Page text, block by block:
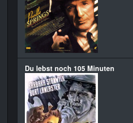
Du lebst noch 105 Minuten